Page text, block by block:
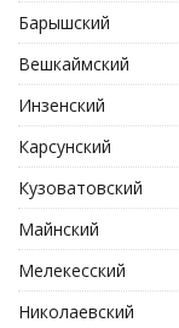
Барышский
Вешкаймский
Инзенский
Карсунский
Кузоватовский
Майнский
Мелекесский
Николаевский